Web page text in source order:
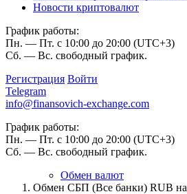
Новости криптовалют
График работы:
Пн. — Пт. с 10:00 до 20:00 (UTC+3)
Сб. — Вс. свободный график.
Регистрация Войти
Telegram
info@finansovich-exchange.com
График работы:
Пн. — Пт. с 10:00 до 20:00 (UTC+3)
Сб. — Вс. свободный график.
Обмен валют
Обмен СБП (Все банки) RUB на